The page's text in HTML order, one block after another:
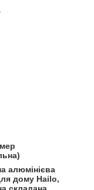
алюмінієва
дому Hailo,